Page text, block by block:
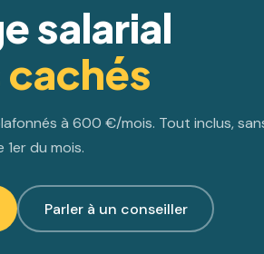
salarial
cachés
à 600 €/mois. Tout inclus,
du mois.
Parler à un conseiller